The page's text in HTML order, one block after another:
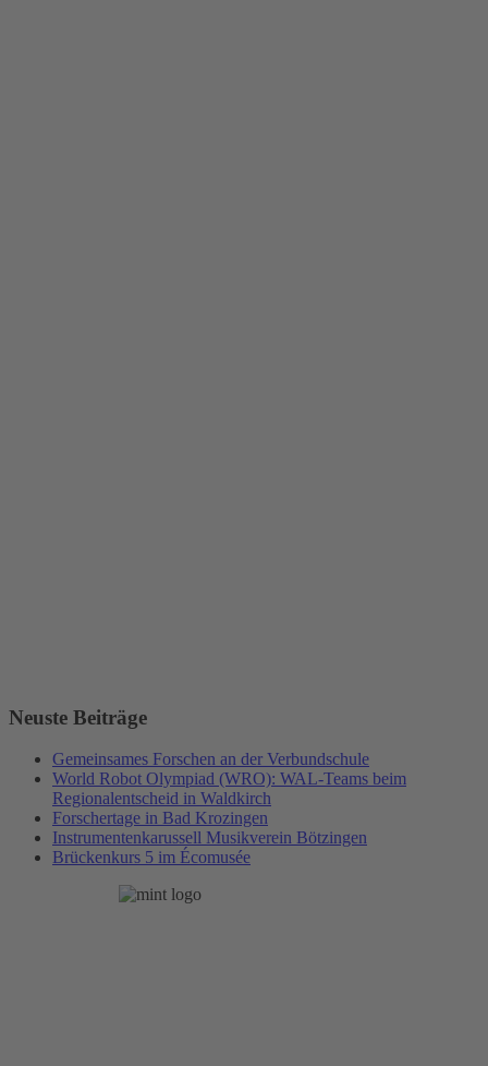
Neuste Beiträge
Gemeinsames Forschen an der Verbundschule
World Robot Olympiad (WRO): WAL-Teams beim
Regionalentscheid in Waldkirch
Forschertage in Bad Krozingen
Instrumentenkarussell Musikverein Bötzingen
Brückenkurs 5 im Écomusée